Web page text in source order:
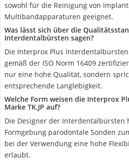
sowohl für die Reinigung von
Multibandapparaturen geeignet.
Was lässt sich über die
Interdentalbürsten sagen?
Die Interprox Plus Interdentalbürsten
gemäß der ISO Norm 16409
nur eine hohe Qualität, sondern
entsprechende Langlebigkeit.
Welche Form weisen die Interprox
Marke TK.JP auf?
Die Designer der Interdentalbürsten
Formgebung parodontale Sonden
bei der Verwendung eine hohe
erlaubt.